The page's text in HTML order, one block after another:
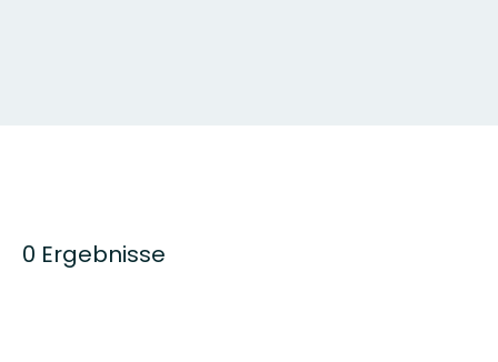
0 Ergebnisse